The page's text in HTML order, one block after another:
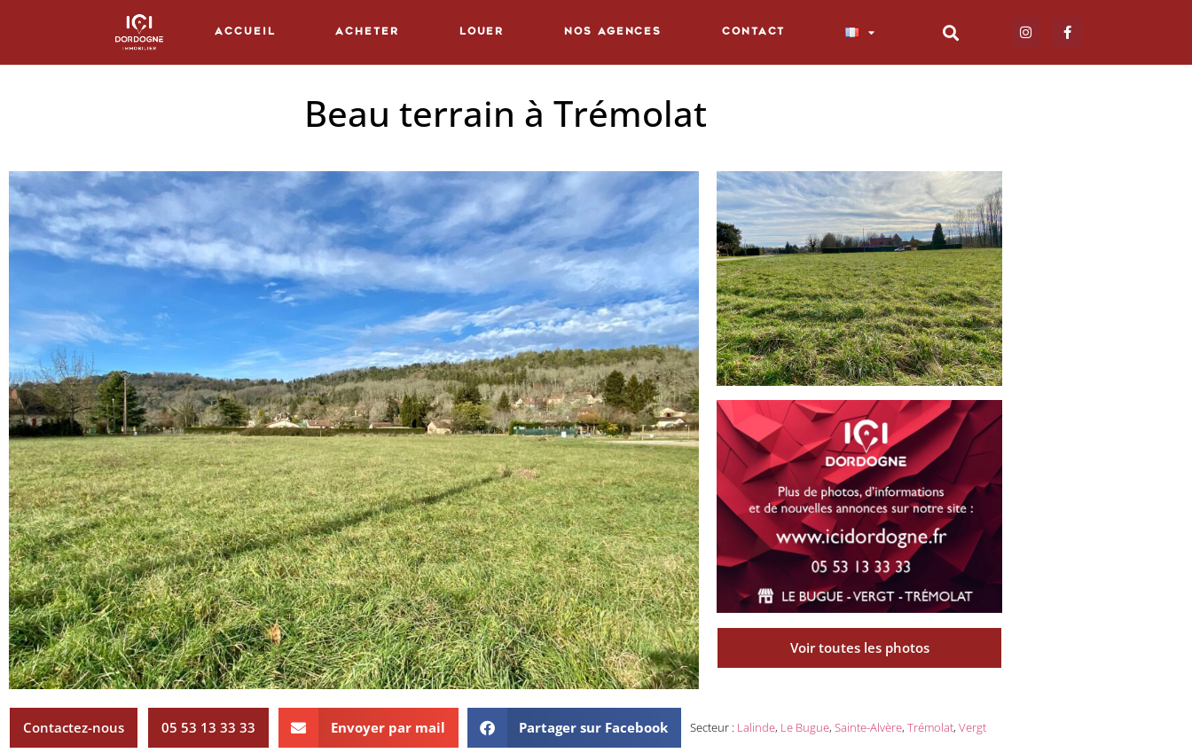
Accueil Acheter Louer Nos Agences Contact
Beau terrain à Trémolat
Voir toutes les photos
Contactez-nous 05 53 13 33 33 Envoyer par mail Partager sur Facebook Secteur : Lalinde, Le Bugue, Sainte-Alvère, Trémolat, Vergt